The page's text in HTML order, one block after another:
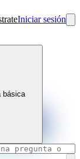
Iniciar sesión
básica